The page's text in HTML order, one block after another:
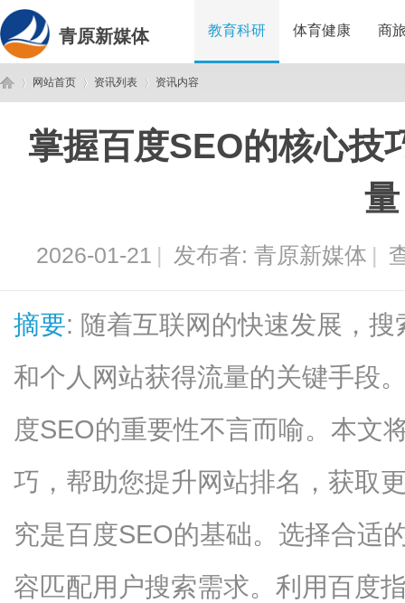
青原新媒体 教育科研 体育健康 商
网站首页
›
资讯列表
›
资讯内容
掌握百度SEO的核心技
量
2026-01-21 | 发布者: 青原新媒体 |
摘要: 随着互联网的快速发展，
和个人网站获得流量的关键手段
度SEO的重要性不言而喻。本文
巧，帮助您提升网站排名，获取
究是百度SEO的基础。选择合适
容匹配用户搜索需求。利用百度